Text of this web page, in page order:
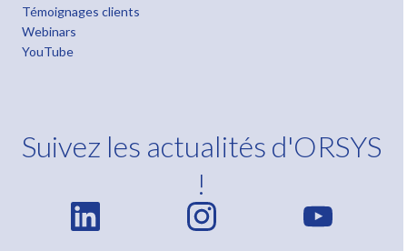
Témoignages clients
Webinars
YouTube
Suivez les actualités d'ORSYS
!